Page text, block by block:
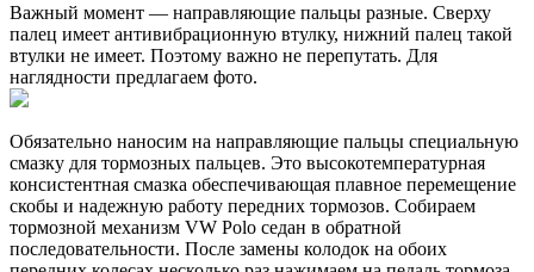
Важный момент — направляющие пальцы разные. Сверху
палец имеет антивибрационную втулку, нижний палец такой
втулки не имеет. Поэтому важно не перепутать. Для
наглядности предлагаем фото.
Обязательно наносим на направляющие пальцы специальную
смазку для тормозных пальцев. Это высокотемпературная
консистентная смазка обеспечивающая плавное перемещение
скобы и надежную работу передних тормозов. Собираем
тормозной механизм VW Polo седан в обратной
последовательности. После замены колодок на обоих